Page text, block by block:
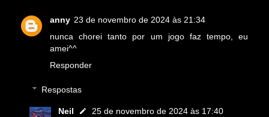
anny 23 de novembro de 2024 às 21:34
nunca chorei tanto por um jogo faz tempo, eu
amei^^
Responder
Respostas
Neil
25 de novembro de 2024 às 17:40